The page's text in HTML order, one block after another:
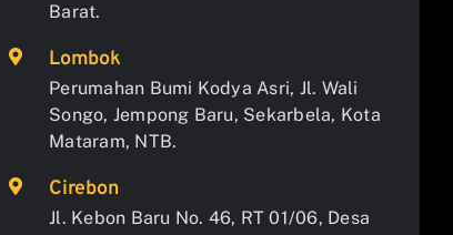
Barat.
Lombok
Perumahan Bumi Kodya Asri, Jl. Wali
Songo, Jempong Baru, Sekarbela, Kota
Mataram, NTB.
Cirebon
Jl. Kebon Baru No. 46, RT 01/06, Desa